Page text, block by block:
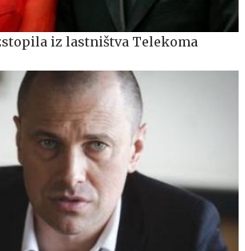
iz lastništva Telekoma